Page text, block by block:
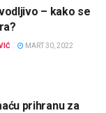
– kako se
MART 30, 2022
prihranu za